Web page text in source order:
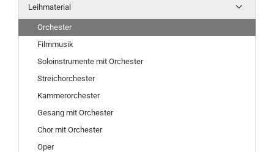
Leihmaterial
Orchester
Filmmusik
Soloinstrumente mit Orchester
Streichorchester
Kammerorchester
Gesang mit Orchester
Chor mit Orchester
Oper